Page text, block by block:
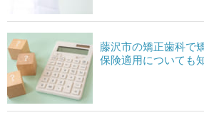
藤沢市の矯正歯科で
保険適用についても